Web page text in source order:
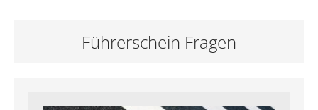
Führerschein Fragen